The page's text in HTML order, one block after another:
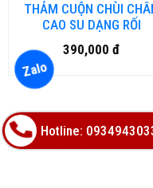
THẢM CUỘN CHÙI
CAO SU DẠNG RỐI
390,000 đ
THẢM BÁN
Hotline:
Zalo